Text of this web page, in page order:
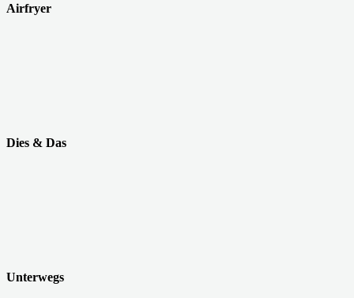
Airfryer
Dies & Das
Unterwegs